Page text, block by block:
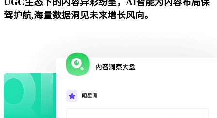
UGC生态下的内容异彩纷呈，AI智能为内容布局保
驾护航,海量数据洞见未来增长风向。